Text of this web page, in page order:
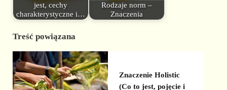
jest, cechy
charakterystyczne i…
Rodzaje norm –
Znaczenia
Treść powiązana
Znaczenie Holistic
(Co to jest, pojęcie i